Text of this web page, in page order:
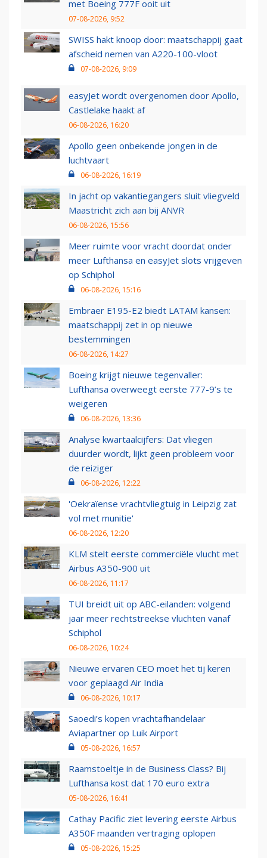
met Boeing 777F ooit uit
07-08-2026, 9:52
SWISS hakt knoop door: maatschappij gaat
afscheid nemen van A220-100-vloot
07-08-2026, 9:09
easyJet wordt overgenomen door Apollo,
Castlelake haakt af
06-08-2026, 16:20
Apollo geen onbekende jongen in de
luchtvaart
06-08-2026, 16:19
In jacht op vakantiegangers sluit vliegveld
Maastricht zich aan bij ANVR
06-08-2026, 15:56
Meer ruimte voor vracht doordat onder
meer Lufthansa en easyJet slots vrijgeven
op Schiphol
06-08-2026, 15:16
Embraer E195-E2 biedt LATAM kansen:
maatschappij zet in op nieuwe
bestemmingen
06-08-2026, 14:27
Boeing krijgt nieuwe tegenvaller:
Lufthansa overweegt eerste 777-9’s te
weigeren
06-08-2026, 13:36
Analyse kwartaalcijfers: Dat vliegen
duurder wordt, lijkt geen probleem voor
de reiziger
06-08-2026, 12:22
'Oekraïense vrachtvliegtuig in Leipzig zat
vol met munitie'
06-08-2026, 12:20
KLM stelt eerste commerciële vlucht met
Airbus A350-900 uit
06-08-2026, 11:17
TUI breidt uit op ABC-eilanden: volgend
jaar meer rechtstreekse vluchten vanaf
Schiphol
06-08-2026, 10:24
Nieuwe ervaren CEO moet het tij keren
voor geplaagd Air India
06-08-2026, 10:17
Saoedi’s kopen vrachtafhandelaar
Aviapartner op Luik Airport
05-08-2026, 16:57
Raamstoeltje in de Business Class? Bij
Lufthansa kost dat 170 euro extra
05-08-2026, 16:41
Cathay Pacific ziet levering eerste Airbus
A350F maanden vertraging oplopen
05-08-2026, 15:25